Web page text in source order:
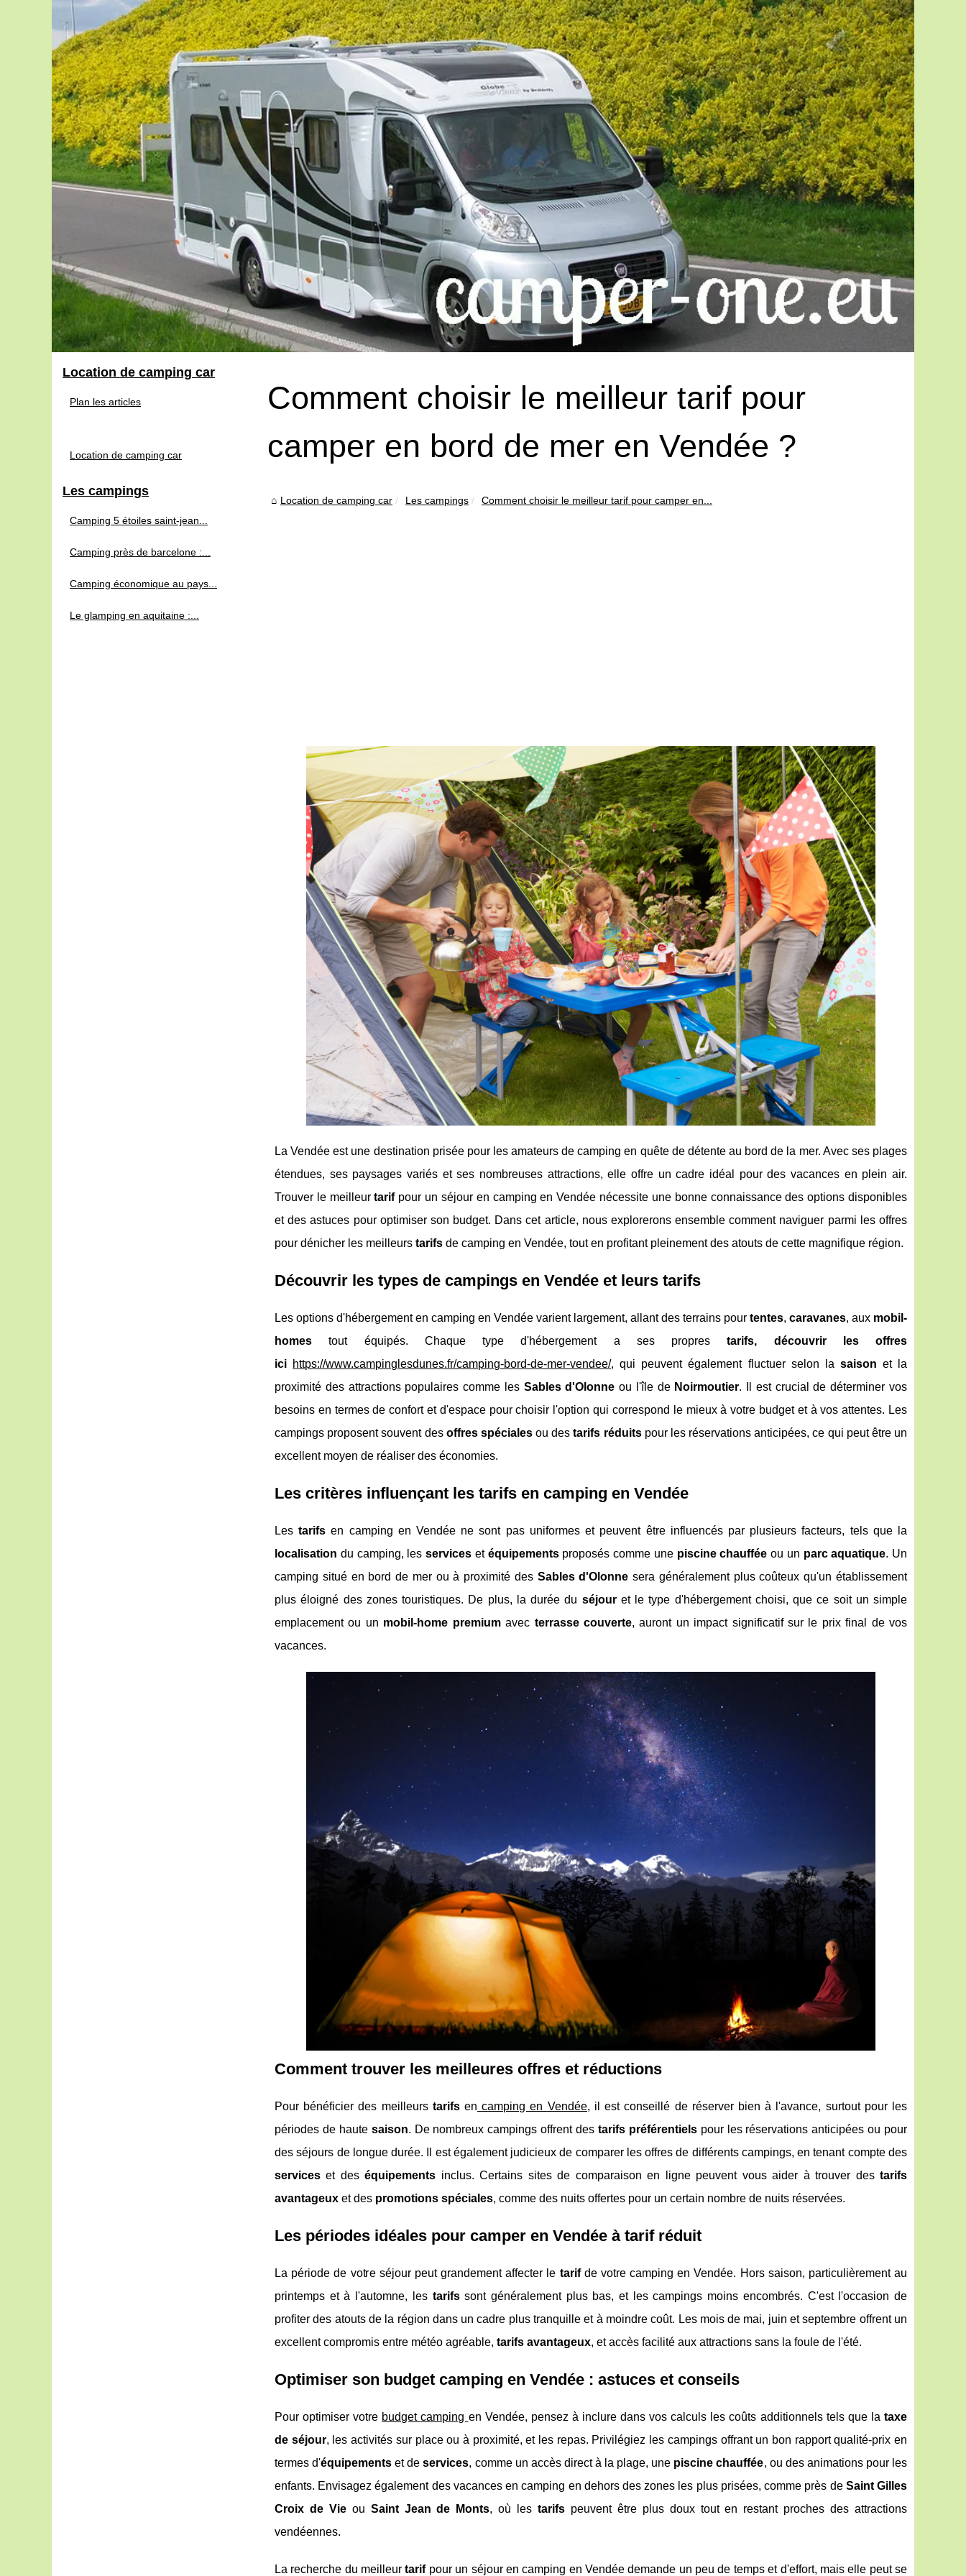
Comment choisir le meilleur tarif pour
camper en bord de mer en Vendée ?
Location de camping car Les campings Comment choisir le meilleur tarif pour camper en...
La Vendée est une destination prisée pour les amateurs de camping en quête de détente au bord de la mer. Avec ses plages
étendues, ses paysages variés et ses nombreuses attractions, elle offre un cadre idéal pour des vacances en plein air.
Trouver le meilleurtarifpour un séjour en camping en Vendée nécessite une bonne connaissance des options disponibles
et des astuces pour optimiser son budget. Dans cet article, nous explorerons ensemble comment naviguer parmi les offres
pour dénicher les meilleurs tarifs de camping en Vendée, tout en profitant pleinement des atouts de cette magnifique région.
Découvrir les types de campings en Vendée et leurs tarifs
Les options d'hébergement en camping en Vendée varient largement, allant des terrains pour tentes, caravanes, aux mobil-
homes tout équipés. Chaque type d'hébergement a ses proprestarifs, découvrir les offres
ici https://www.campinglesdunes.fr/camping-bord-de-mer-vendee/, qui peuvent également fluctuer selon la saison et la
proximité des attractions populaires comme les Sables d'Olonne ou l'île de Noirmoutier. Il est crucial de déterminer vos
besoins en termes de confort et d'espace pour choisir l'option qui correspond le mieux à votre budget et à vos attentes. Les
campings proposent souvent des offres spécialesou destarifs réduitspour les réservations anticipées, ce qui peut être un
excellent moyen de réaliser des économies.
Les critères influençant les tarifs en camping en Vendée
Lestarifs en camping en Vendée ne sont pas uniformes et peuvent être influencés par plusieurs facteurs, tels que la
localisation du camping, les services et équipementsproposés comme une piscine chauffée ou un parc aquatique. Un
camping situé en bord de mer ou à proximité des Sables d'Olonne sera généralement plus coûteux qu'un établissement
plus éloigné des zones touristiques. De plus, la durée du séjouret le type d'hébergement choisi, que ce soit un simple
emplacement ou un mobil-home premiumavec terrasse couverte, auront un impact significatif sur le prix final de vos
vacances.
Comment trouver les meilleures offres et réductions
Pour bénéficier des meilleurs tarifsen camping en Vendée, il est conseillé de réserver bien à l'avance, surtout pour les
périodes de haute saison. De nombreux campings offrent des tarifs préférentielspour les réservations anticipées ou pour
des séjours de longue durée. Il est également judicieux de comparer les offres de différents campings, en tenant compte des
services et deséquipements inclus. Certains sites de comparaison en ligne peuvent vous aider à trouver destarifs
avantageux et des promotions spéciales, comme des nuits offertes pour un certain nombre de nuits réservées.
Les périodes idéales pour camper en Vendée à tarif réduit
La période de votre séjour peut grandement affecter le tarifde votre camping en Vendée. Hors saison, particulièrement au
printemps et à l'automne, les tarifssont généralement plus bas, et les campings moins encombrés. C'est l'occasion de
profiter des atouts de la région dans un cadre plus tranquille et à moindre coût. Les mois de mai, juin et septembre offrent un
excellent compromis entre météo agréable, tarifs avantageux, et accès facilité aux attractions sans la foule de l'été.
Optimiser son budget camping en Vendée : astuces et conseils
Pour optimiser votre budget camping en Vendée, pensez à inclure dans vos calculs les coûts additionnels tels que lataxe
de séjour, les activités sur place ou à proximité, et les repas. Privilégiez les campings offrant un bon rapport qualité-prix en
termes d'équipements et deservices, comme un accès direct à la plage, une piscine chauffée, ou des animations pour les
enfants. Envisagez également des vacances en camping en dehors des zones les plus prisées, comme près de Saint Gilles
Croix de Vieou Saint Jean de Monts, où lestarifs peuvent être plus doux tout en restant proches des attractions
vendéennes.
La recherche du meilleurtarifpour un séjour en camping en Vendée demande un peu de temps et d'effort, mais elle peut se
Location de camping car
Plan les articles
Location de camping car
Les campings
Camping 5 étoiles saint-jean...
Camping près de barcelone :...
Camping économique au pays...
Le glamping en aquitaine :...